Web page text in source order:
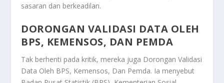
sasaran dan berkeadilan.
DORONGAN VALIDASI DATA OLEH
BPS, KEMENSOS, DAN PEMDA
Tak berhenti pada kritik, mereka juga Dorongan Validasi
Data Oleh BPS, Kemensos, Dan Pemda. Ia menyebut